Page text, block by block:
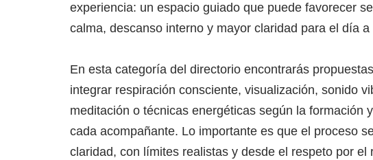
experiencia: un espacio guiado que puede favorecer
calma, descanso interno y mayor claridad para el día a
En esta categoría del directorio encontrarás
integrar respiración consciente, visualización, sonido
meditación o técnicas energéticas según la formación
cada acompañante. Lo importante es que el proceso
claridad, con límites realistas y desde el respeto por el